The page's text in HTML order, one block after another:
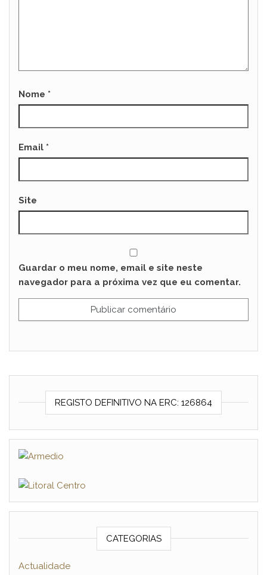
Nome *
Email *
Site
Guardar o meu nome, email e site neste
navegador para a próxima vez que eu comentar.
REGISTO DEFINITIVO NA ERC: 126864
CATEGORIAS
Actualidade